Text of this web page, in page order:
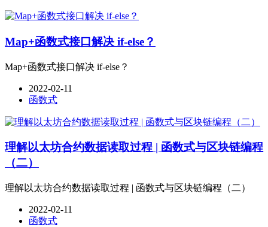
Map+函数式接口解决 if-else？
Map+函数式接口解决 if-else？
2022-02-11
函数式
理解以太坊合约数据读取过程 | 函数式与区块链编程
（二）
理解以太坊合约数据读取过程 | 函数式与区块链编程（二）
2022-02-11
函数式